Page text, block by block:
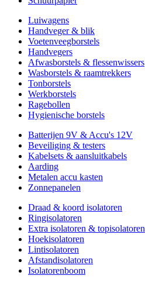
Luiwagens
Handveger & blik
Voetenveegborstels
Handvegers
Afwasborstels & flessenwissers
Wasborstels & raamtrekkers
Tonborstels
Werkborstels
Ragebollen
Hygienische borstels
Batterijen 9V & Accu's 12V
Beveiliging & testers
Kabelsets & aansluitkabels
Aarding
Metalen accu kasten
Zonnepanelen
Draad & koord isolatoren
Ringisolatoren
Extra isolatoren & topisolatoren
Hoekisolatoren
Lintisolatoren
Afstandisolatoren
Isolatorenboom